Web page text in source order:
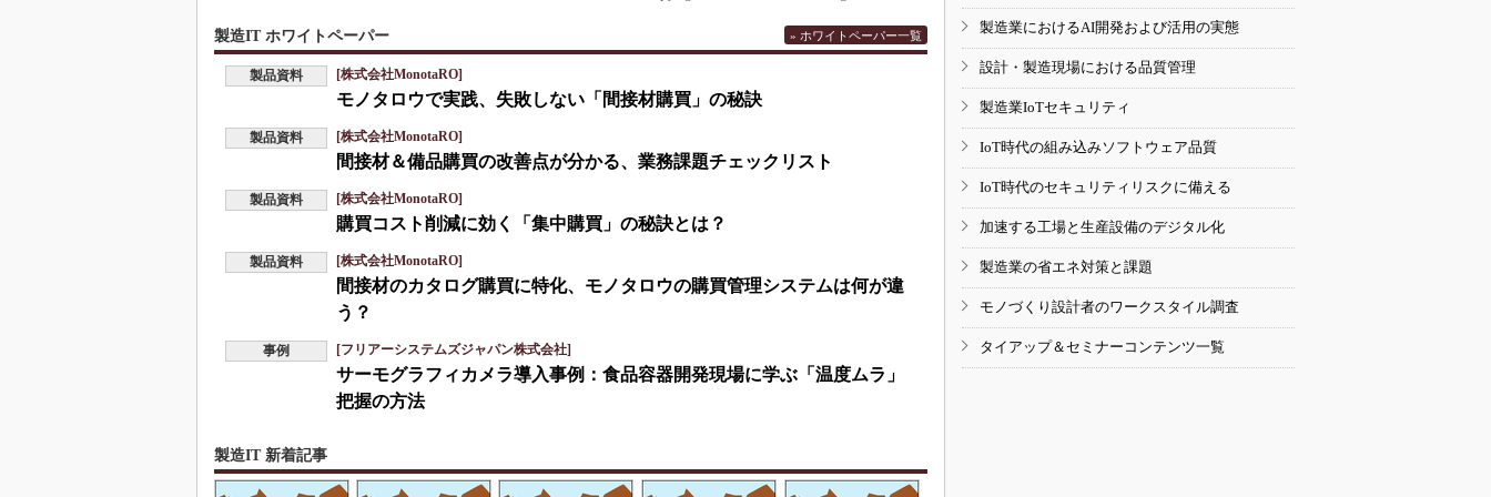
製造IT ホワイトペーパー » ホワイトペーパー一覧
製品資料 [株式会社MonotaRO]
モノタロウで実践、失敗しない「間接材購買」の秘訣
製品資料 [株式会社MonotaRO]
間接材＆備品購買の改善点が分かる、業務課題チェックリスト
製品資料 [株式会社MonotaRO]
購買コスト削減に効く「集中購買」の秘訣とは？
製品資料 [株式会社MonotaRO]
間接材のカタログ購買に特化、モノタロウの購買管理システムは何が違
う？
事例 [フリアーシステムズジャパン株式会社]
サーモグラフィカメラ導入事例：食品容器開発現場に学ぶ「温度ムラ」
把握の方法
製造IT 新着記事
製造業におけるAI開発および活用の実態
設計・製造現場における品質管理
製造業IoTセキュリティ
IoT時代の組み込みソフトウェア品質
IoT時代のセキュリティリスクに備える
加速する工場と生産設備のデジタル化
製造業の省エネ対策と課題
モノづくり設計者のワークスタイル調査
タイアップ＆セミナーコンテンツ一覧